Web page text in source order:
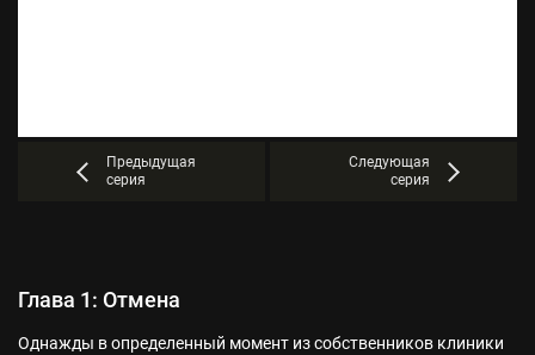
Предыдущая
серия
Следующая
серия
Глава 1: Отмена
Однажды в определенный момент из собственников клиники